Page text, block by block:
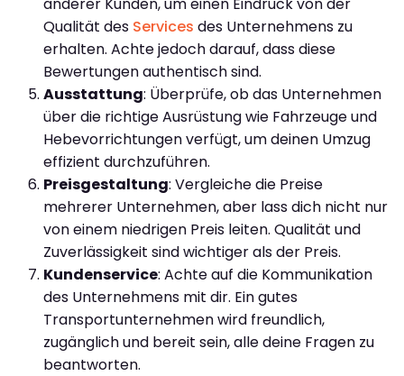
Qualität des Services des Unternehmens zu
erhalten. Achte jedoch darauf, dass diese
Bewertungen authentisch sind.
Ausstattung: Überprüfe, ob das Unternehmen
über die richtige Ausrüstung wie Fahrzeuge und
Hebevorrichtungen verfügt, um deinen Umzug
effizient durchzuführen.
Preisgestaltung: Vergleiche die Preise
mehrerer Unternehmen, aber lass dich nicht nur
von einem niedrigen Preis leiten. Qualität und
Zuverlässigkeit sind wichtiger als der Preis.
Kundenservice: Achte auf die Kommunikation
des Unternehmens mit dir. Ein gutes
Transportunternehmen wird freundlich,
zugänglich und bereit sein, alle deine Fragen zu
beantworten.